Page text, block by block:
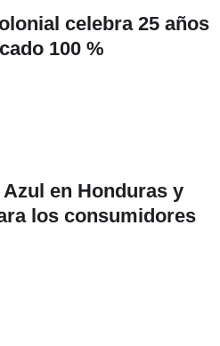
celebra 25 años
100 %
en Honduras y
los consumidores